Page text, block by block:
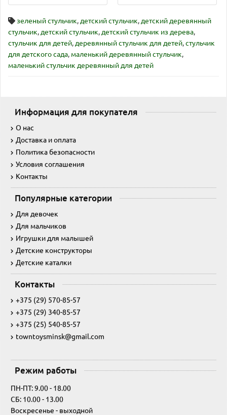
зеленый стульчик, детский стульчик, детский деревянный
стульчик, детский стульчик, детский стульчик из дерева,
стульчик для детей, деревянный стульчик для детей,стульчик
для детского сада, маленький деревянный стульчик,
маленький стульчик деревянный для детей
Информация для покупателя
О нас
Доставка и оплата
Политика безопасности
Условия соглашения
Контакты
Популярные категории
Для девочек
Для мальчиков
Игрушки для малышей
Детские конструкторы
Детские каталки
Контакты
+375 (29) 570-85-57
+375 (29) 340-85-57
+375 (25) 540-85-57
towntoysminsk@gmail.com
Режим работы
ПН-ПТ: 9.00 - 18.00
СБ: 10.00 - 13.00
Воскресенье - выходной